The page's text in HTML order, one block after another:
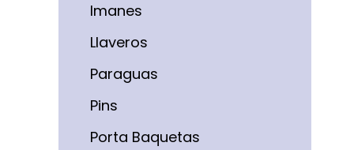
Imanes
Llaveros
Paraguas
Pins
Porta Baquetas